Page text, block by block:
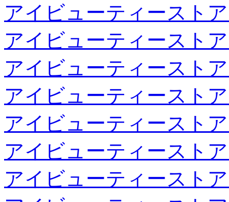
アイビューティースト
アイビューティースト
アイビューティースト
アイビューティースト
アイビューティースト
アイビューティースト
アイビューティースト